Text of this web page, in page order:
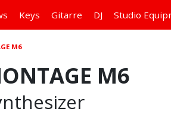
Keys Gitarre DJ Studio
M6
M6